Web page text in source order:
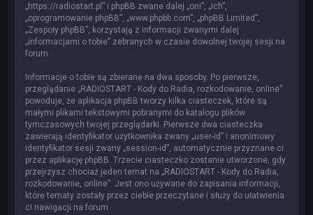
„https://radiostart.pl” i phpBB zwane dalej „oni”, „ich”,
„oprogramowanie phpBB”, „www.phpbb.com”, „phpBB Limited”,
„Zespoły phpBB”, korzystają z informacji zwanymi dalej
„informacjami o tobie” zebranych w czasie dowolnej twojej sesji na
forum.
Informacje o tobie są zbierane na dwa sposoby. Po pierwsze,
przeglądanie „RADIOSTART - Kody do Radia, rozkodowanie, online”
powoduje, że aplikacja phpBB tworzy kilka ciasteczek, które są
małymi plikami tekstowymi pobranymi do katalogu plików
tymczasowych twojej przeglądarki. Pierwsze dwa ciasteczka
zawierają identyfikator użytkownika zwany „user-id” i anonimowy
identyfikator sesji zwany „session-id”, automatycznie przyznane ci
przez aplikację phpBB. Trzecie ciasteczko zostanie utworzone, gdy
przejrzysz chociaż jeden temat na „RADIOSTART - Kody do Radia,
rozkodowanie, online”. Jest ono używane do zapisania informacji,
które tematy zostały przez ciebie przeczytane i służy do ułatwienia
ci nawigacji na forum.